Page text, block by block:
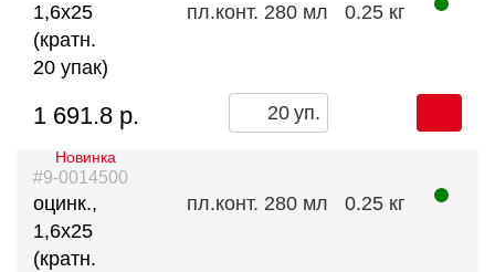
1,6х25
(кратн.
20 упак)
пл.конт. 280 мл 0.25 кг
1 691.8 р. уп.
#9-0014500
Новинка
оцинк.,
1,6х25
(кратн.
пл.конт. 280 мл 0.25 кг